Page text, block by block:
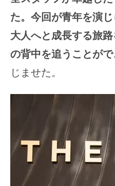
た。今回が青年を演
大人へと成長する旅
の背中を追うことが
じませた。